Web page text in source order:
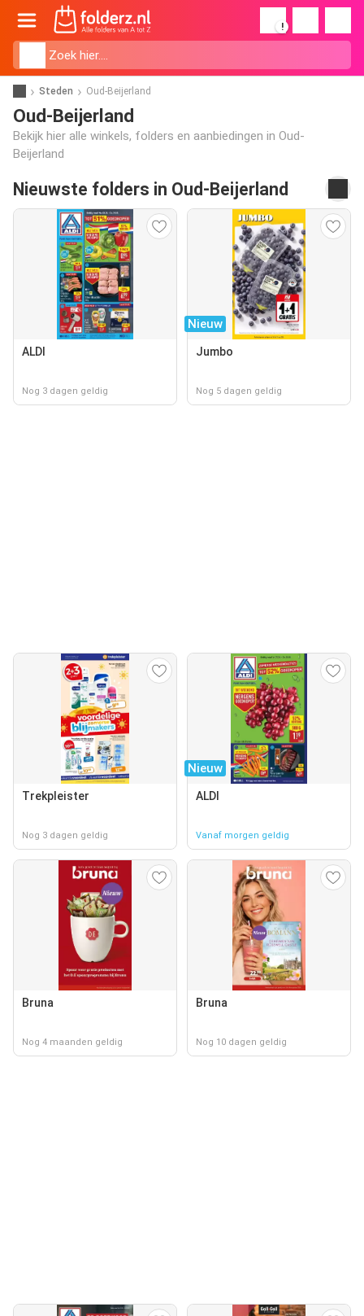
!
Steden Oud-Beijerland
Oud-Beijerland
Bekijk hier alle winkels, folders en aanbiedingen in Oud-
Beijerland
Nieuwste folders in Oud-Beijerland
ALDI
Nog 3 dagen geldig
Nieuw
Jumbo
Nog 5 dagen geldig
Trekpleister
Nog 3 dagen geldig
Nieuw
ALDI
Vanaf morgen geldig
Bruna
Nog 4 maanden geldig
Bruna
Nog 10 dagen geldig